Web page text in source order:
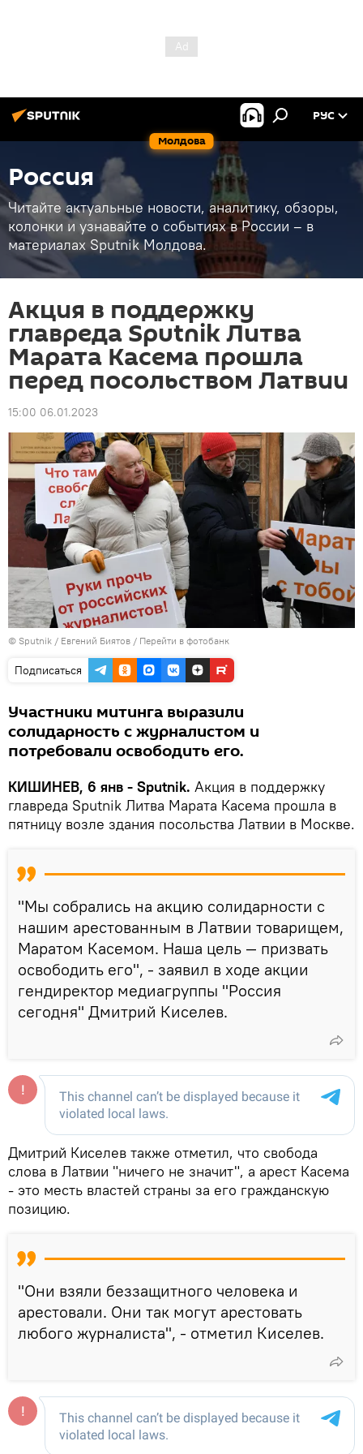
Молдова
РУС
Россия
Читайте актуальные новости, аналитику, обзоры,
колонки и узнавайте о событиях в России – в
материалах Sputnik Молдова.
Акция в поддержку
главреда Sputnik Литва
Марата Касема прошла
перед посольством Латвии
15:00 06.01.2023
© Sputnik / Евгений Биятов / Перейти в фотобанк
Подписаться
Участники митинга выразили
солидарность с журналистом и
потребовали освободить его.
КИШИНЕВ, 6 янв - Sputnik. Акция в поддержку
главреда Sputnik Литва Марата Касема прошла в
пятницу возле здания посольства Латвии в Москве.
"Мы собрались на акцию солидарности с
нашим арестованным в Латвии товарищем,
Маратом Касемом. Наша цель — призвать
освободить его", - заявил в ходе акции
гендиректор медиагруппы "Россия
сегодня" Дмитрий Киселев.
Дмитрий Киселев также отметил, что свобода
слова в Латвии "ничего не значит", а арест Касема
- это месть властей страны за его гражданскую
позицию.
"Они взяли беззащитного человека и
арестовали. Они так могут арестовать
любого журналиста", - отметил Киселев.